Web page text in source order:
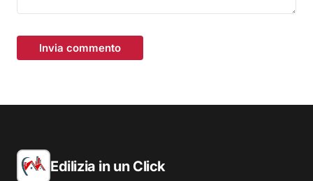
Invia commento
Edilizia in un Click